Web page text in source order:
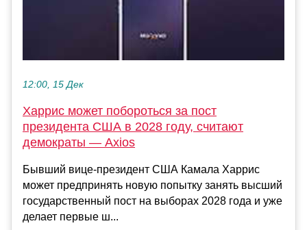
12:00, 15 Дек
Харрис может побороться за пост
президента США в 2028 году, считают
демократы — Axios
Бывший вице-президент США Камала Харрис
может предпринять новую попытку занять высший
государственный пост на выборах 2028 года и уже
делает первые ш...